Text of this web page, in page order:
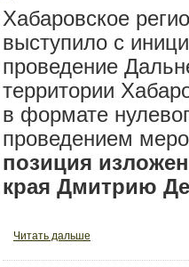
Хабаровское
выступило с
проведение
территории
в формате
проведением
позиция
края Дмитрию
Читать дальше